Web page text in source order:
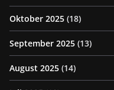
Oktober 2025 (18)
September 2025 (13)
August 2025 (14)